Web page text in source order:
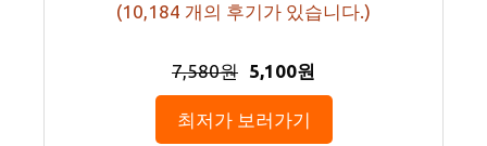
(10,184 개의 후기가 있습니다.)
7,580원 5,100원
최저가 보러가기